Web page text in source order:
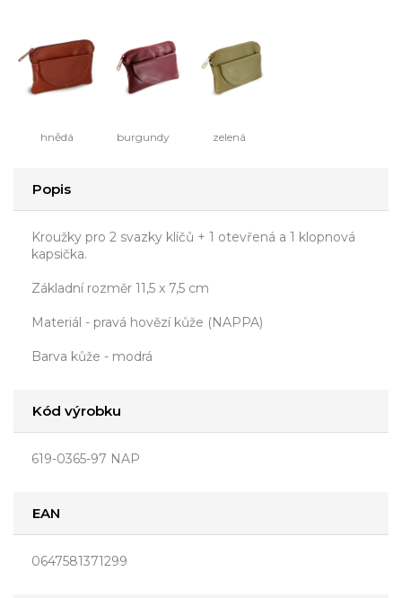
hnědá burgundy zelená
Popis
Kroužky pro 2 svazky klíčů + 1 otevřená a 1 klopnová
kapsička.
Základní rozměr 11,5 x 7,5 cm
Materiál - pravá hovězí kůže (NAPPA)
Barva kůže - modrá
Kód výrobku
619-0365-97 NAP
EAN
0647581371299